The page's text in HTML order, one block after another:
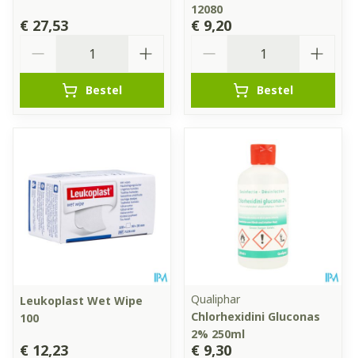
€ 27,53
Bestel
12080
€ 9,20
Bestel
Leukoplast Wet Wipe
100
€ 12,23
Qualiphar
Chlorhexidini Gluconas
2% 250ml
€ 9,30